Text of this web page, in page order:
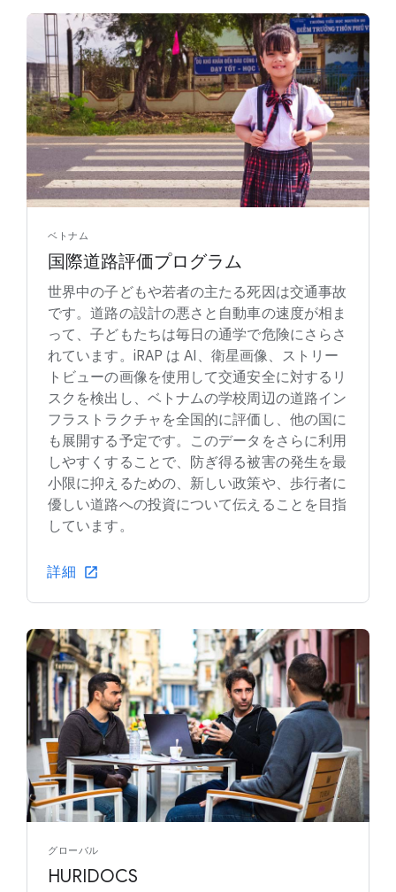
ベトナム
国際道路評価プログラム
世界中の子どもや若者の主たる死因は交通事故
です。道路の設計の悪さと自動車の速度が相ま
って、子どもたちは毎日の通学で危険にさらさ
れています。iRAP は AI、衛星画像、ストリー
トビューの画像を使用して交通安全に対するリ
スクを検出し、ベトナムの学校周辺の道路イン
フラストラクチャを全国的に評価し、他の国に
も展開する予定です。このデータをさらに利用
しやすくすることで、防ぎ得る被害の発生を最
小限に抑えるための、新しい政策や、歩行者に
優しい道路への投資について伝えることを目指
しています。
詳細
グローバル
HURIDOCS